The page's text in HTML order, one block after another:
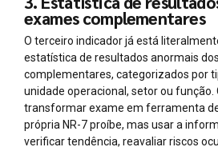
exames complementares
O terceiro indicador já está
estatística de resultados anormais
complementares, categorizados por
unidade operacional, setor ou função.
transformar exame em ferramenta
própria NR-7 proíbe, mas usar a
verificar tendência, reavaliar riscos